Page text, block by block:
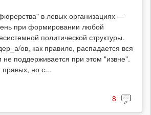
в левых организациях —
при формировании любой
политической структуры.
ов, как правило, распадается вся
не поддерживается при этом "извне".
но с...
8